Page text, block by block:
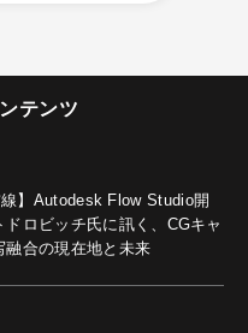
テンツ
線】Autodesk Flow Studio開
ロビッチ氏に訊く、CGキャ
融合の現在地と未来